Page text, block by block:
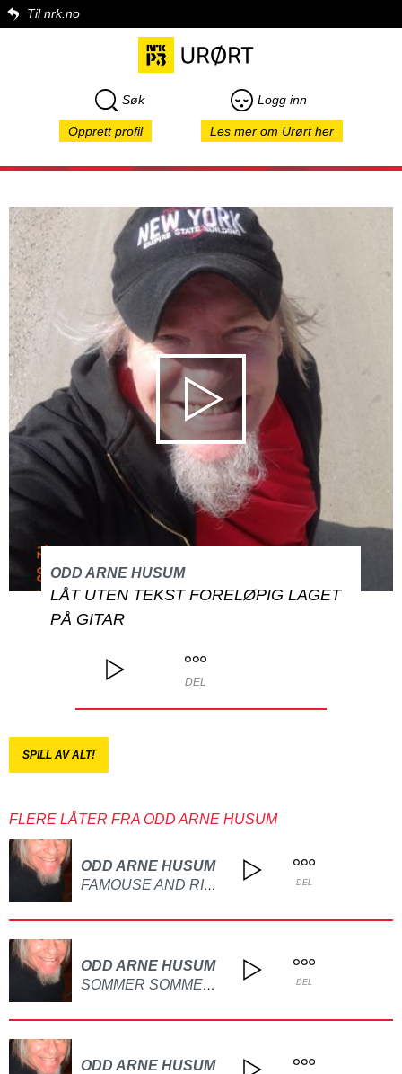
Til nrk.no
Søk Logg inn
Opprett profil Les mer om Urørt her
ODD ARNE HUSUM
LÅT UTEN TEKST FORELØPIG LAGET
PÅ GITAR
DEL
SPILL AV ALT!
FLERE LÅTER FRA ODD ARNE HUSUM
ODD ARNE HUSUM
FAMOUSE AND RICH LAGET PÅ GITAR DEL
ODD ARNE HUSUM
SOMMER SOMMER DET ER DET VI VI HA LAGET PÅ GITAR OG PIANO DEL
ODD ARNE HUSUM